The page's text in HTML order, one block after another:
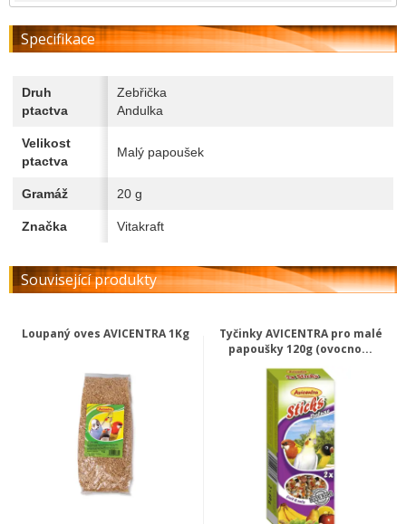
Specifikace
Druh
ptactva
Zebřička
Andulka
Velikost
ptactva
Malý papoušek
Gramáž 20 g
Značka Vitakraft
Související produkty
Loupaný oves AVICENTRA 1Kg
Tyčinky AVICENTRA pro malé
papoušky 120g (ovocno...